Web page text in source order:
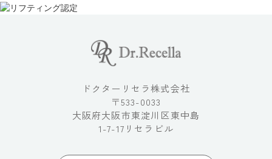
ドクターリセラ株式会社
〒533-0033
大阪府大阪市東淀川区東中島
1-7-17リセラビル